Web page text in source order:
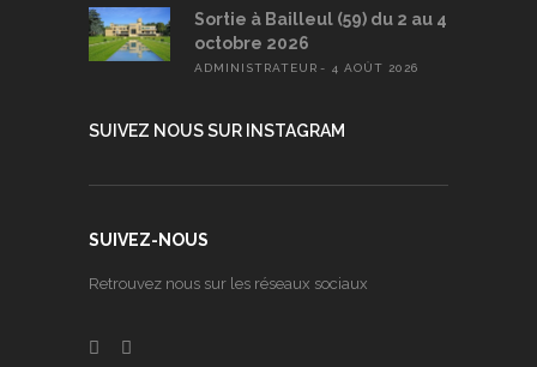
Sortie à Bailleul (59) du 2 au 4
octobre 2026
ADMINISTRATEUR 4 AOÛT 2026
SUIVEZ NOUS SUR INSTAGRAM
SUIVEZ-NOUS
Retrouvez nous sur les réseaux sociaux